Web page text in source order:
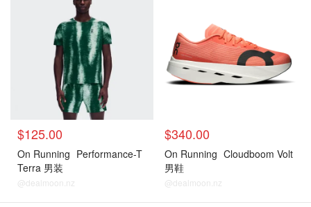
$125.00
On Running Performance-T
Terra 男装
@dealmoon.nz
$340.00
On Running Cloudboom Volt
男鞋
@dealmoon.nz